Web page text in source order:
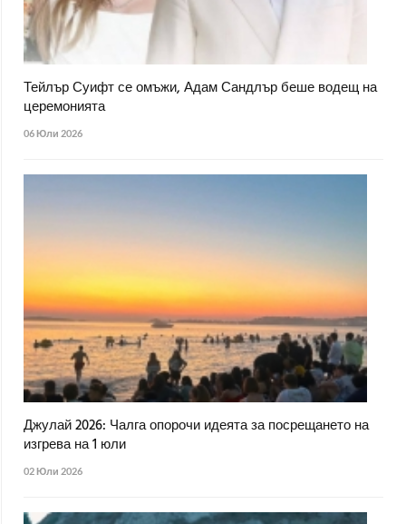
Тейлър Суифт се омъжи, Адам Сандлър беше водещ на
церемонията
06 Юли 2026
Джулай 2026: Чалга опорочи идеята за посрещането на
изгрева на 1 юли
02 Юли 2026